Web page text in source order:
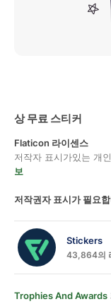
상 무료 스티커
Flaticon 라이센스
저작자 표시가있는 개
보
저작권자 표시가 필요
Stickers
43,864의
Trophies And Awards